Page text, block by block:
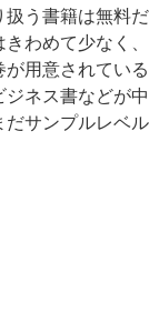
扱う書籍は無料だ
わめて少なく、
用意されている
ネス書などが中
だサンプルレベル